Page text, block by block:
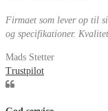
Firmaet som lever op til
og specifikationer.
Mads Stetter
Trustpilot